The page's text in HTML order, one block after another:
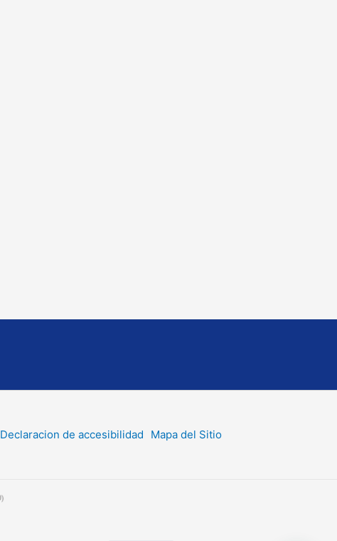
Declaracion de accesibilidad Mapa del Sitio